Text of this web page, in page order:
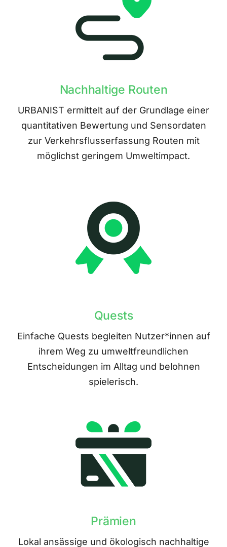
Nachhaltige Routen
URBANIST ermittelt auf der Grundlage einer
quantitativen Bewertung und Sensordaten
zur Verkehrsflusserfassung Routen mit
möglichst geringem Umweltimpact.
Quests
Einfache Quests begleiten Nutzer*innen auf
ihrem Weg zu umweltfreundlichen
Entscheidungen im Alltag und belohnen
spielerisch.
Prämien
Lokal ansässige und ökologisch nachhaltige